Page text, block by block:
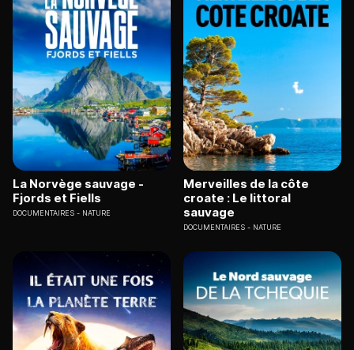
La Norvège sauvage -
Fjords et Fiells
DOCUMENTAIRES NATURE
Merveilles de la côte
croate : Le littoral
sauvage
DOCUMENTAIRES NATURE